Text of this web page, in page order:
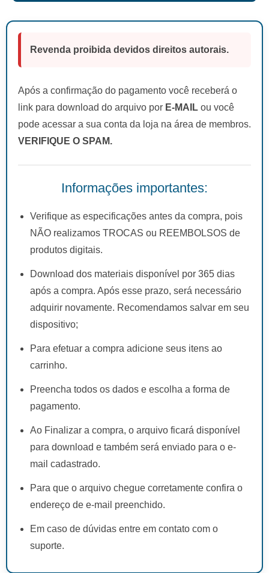
Revenda proibida devidos direitos autorais.
Após a confirmação do pagamento você receberá o
link para download do arquivo por E-MAIL ou você
pode acessar a sua conta da loja na área de membros.
VERIFIQUE O SPAM.
Informações importantes:
Verifique as especificações antes da compra, pois
NÃO realizamos TROCAS ou REEMBOLSOS de
produtos digitais.
Download dos materiais disponível por 365 dias
após a compra. Após esse prazo, será necessário
adquirir novamente. Recomendamos salvar em seu
dispositivo;
Para efetuar a compra adicione seus itens ao
carrinho.
Preencha todos os dados e escolha a forma de
pagamento.
Ao Finalizar a compra, o arquivo ficará disponível
para download e também será enviado para o e-
mail cadastrado.
Para que o arquivo chegue corretamente confira o
endereço de e-mail preenchido.
Em caso de dúvidas entre em contato com o
suporte.